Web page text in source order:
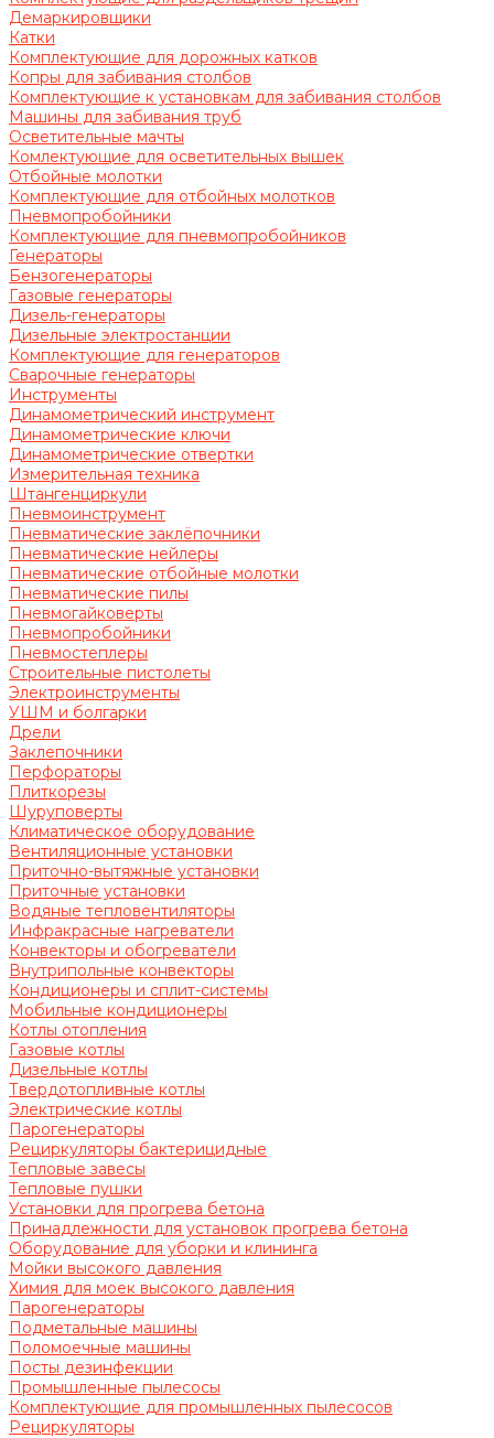
Демаркировщики
Катки
Комплектующие для дорожных катков
Копры для забивания столбов
Комплектующие к установкам для забивания столбов
Машины для забивания труб
Осветительные мачты
Комлектующие для осветительных вышек
Отбойные молотки
Комплектующие для отбойных молотков
Пневмопробойники
Комплектующие для пневмопробойников
Генераторы
Бензогенераторы
Газовые генераторы
Дизель-генераторы
Дизельные электростанции
Комплектующие для генераторов
Сварочные генераторы
Инструменты
Динамометрический инструмент
Динамометрические ключи
Динамометрические отвертки
Измерительная техника
Штангенциркули
Пневмоинструмент
Пневматические заклёпочники
Пневматические нейлеры
Пневматические отбойные молотки
Пневматические пилы
Пневмогайковерты
Пневмопробойники
Пневмостеплеры
Строительные пистолеты
Электроинструменты
УШМ и болгарки
Дрели
Заклепочники
Перфораторы
Плиткорезы
Шуруповерты
Климатическое оборудование
Вентиляционные установки
Приточно-вытяжные установки
Приточные установки
Водяные тепловентиляторы
Инфракрасные нагреватели
Конвекторы и обогреватели
Внутрипольные конвекторы
Кондиционеры и сплит-системы
Мобильные кондиционеры
Котлы отопления
Газовые котлы
Дизельные котлы
Твердотопливные котлы
Электрические котлы
Парогенераторы
Рециркуляторы бактерицидные
Тепловые завесы
Тепловые пушки
Установки для прогрева бетона
Принадлежности для установок прогрева бетона
Оборудование для уборки и клининга
Мойки высокого давления
Химия для моек высокого давления
Парогенераторы
Подметальные машины
Поломоечные машины
Посты дезинфекции
Промышленные пылесосы
Комплектующие для промышленных пылесосов
Рециркуляторы